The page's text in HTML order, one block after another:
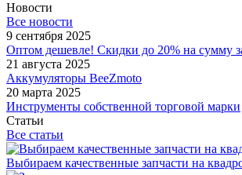
Новости
Все новости
9 сентября 2025
Оптом дешевле! Скидки до 20% на сумму
21 августа 2025
Аккумуляторы BeeZmoto
20 марта 2025
Инструменты собственной торговой марки
Статьи
Все статьи
Выбираем качественные запчасти на